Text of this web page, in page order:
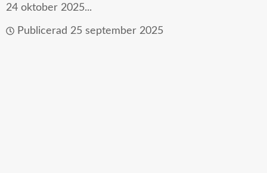
24 oktober 2025...
Publicerad 25 september 2025